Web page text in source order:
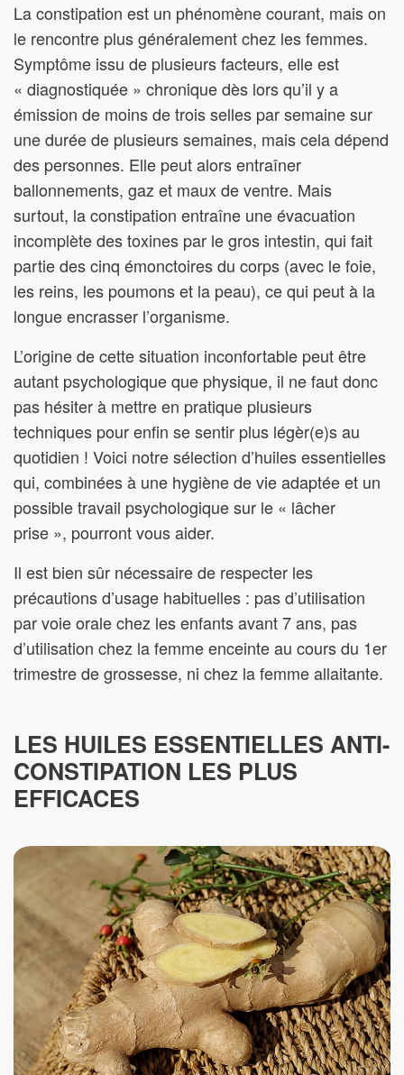
La constipation est un phénomène courant, mais on
le rencontre plus généralement chez les femmes.
Symptôme issu de plusieurs facteurs, elle est
« diagnostiquée » chronique dès lors qu’il y a
émission de moins de trois selles par semaine sur
une durée de plusieurs semaines, mais cela dépend
des personnes. Elle peut alors entraîner
ballonnements, gaz et maux de ventre. Mais
surtout, la constipation entraîne une évacuation
incomplète des toxines par le gros intestin, qui fait
partie des cinq émonctoires du corps (avec le foie,
les reins, les poumons et la peau), ce qui peut à la
longue encrasser l’organisme.
L’origine de cette situation inconfortable peut être
autant psychologique que physique, il ne faut donc
pas hésiter à mettre en pratique plusieurs
techniques pour enfin se sentir plus légèr(e)s au
quotidien ! Voici notre sélection d’huiles essentielles
qui, combinées à une hygiène de vie adaptée et un
possible travail psychologique sur le « lâcher
prise », pourront vous aider.
Il est bien sûr nécessaire de respecter les
précautions d’usage habituelles : pas d’utilisation
par voie orale chez les enfants avant 7 ans, pas
d’utilisation chez la femme enceinte au cours du 1er
trimestre de grossesse, ni chez la femme allaitante.
LES HUILES ESSENTIELLES ANTI-
CONSTIPATION LES PLUS
EFFICACES